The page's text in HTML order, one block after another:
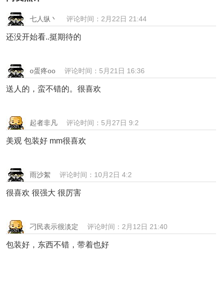
七人纵丶 评论时间：2月22日 21:44
还没开始看..挺期待的
o蛋疼oo 评论时间：5月21日 16:36
送人的，蛮不错的。很喜欢
起者非凡 评论时间：5月27日 9:2
美观 包装好 mm很喜欢
雨沙絮 评论时间：10月2日 4:2
很喜欢 很强大 很厉害
刁民表示很淡定 评论时间：2月12日 21:40
包装好，东西不错，带着也好